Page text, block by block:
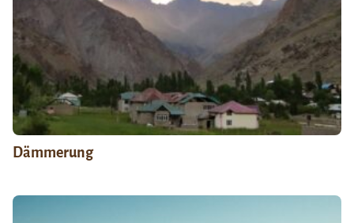
Dämmerung